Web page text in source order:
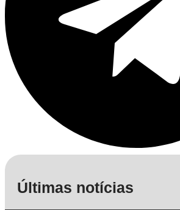
Últimas notícias